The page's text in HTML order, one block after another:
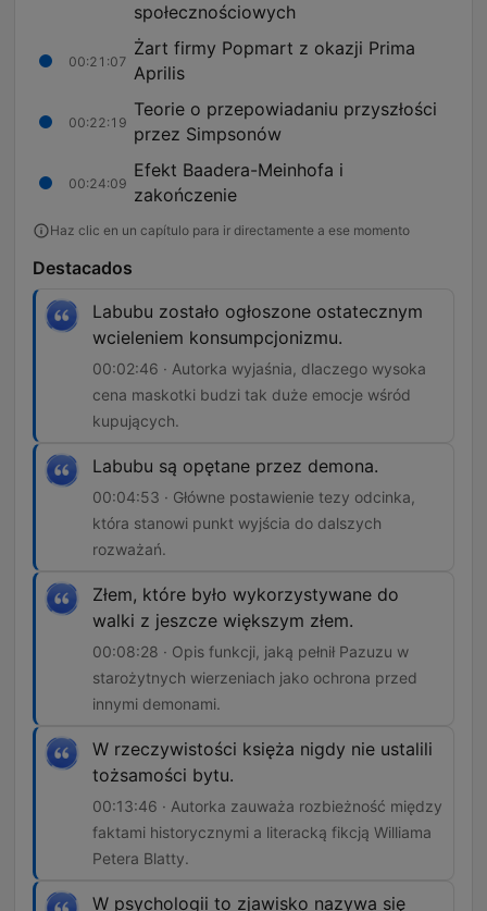
społecznościowych
00:21:07
Żart firmy Popmart z okazji Prima
Aprilis
00:22:19
Teorie o przepowiadaniu przyszłości
przez Simpsonów
00:24:09
Efekt Baadera-Meinhofa i
zakończenie
Haz clic en un capítulo para ir directamente a ese momento
Destacados
Labubu zostało ogłoszone ostatecznym
wcieleniem konsumpcjonizmu.
00:02:46 · Autorka wyjaśnia, dlaczego wysoka
cena maskotki budzi tak duże emocje wśród
kupujących.
Labubu są opętane przez demona.
00:04:53 · Główne postawienie tezy odcinka,
która stanowi punkt wyjścia do dalszych
rozważań.
Złem, które było wykorzystywane do
walki z jeszcze większym złem.
00:08:28 · Opis funkcji, jaką pełnił Pazuzu w
starożytnych wierzeniach jako ochrona przed
innymi demonami.
W rzeczywistości księża nigdy nie ustalili
tożsamości bytu.
00:13:46 · Autorka zauważa rozbieżność między
faktami historycznymi a literacką fikcją Williama
Petera Blatty.
W psychologii to zjawisko nazywa się